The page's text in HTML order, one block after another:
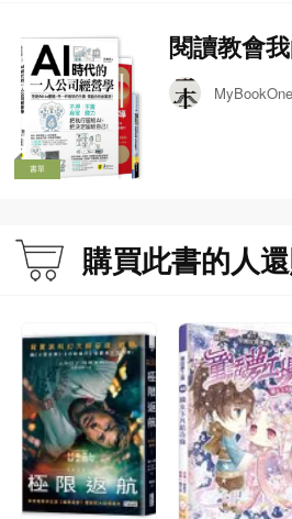
織疲憊不堪的惡習」，並提出具體的
✔️ 建立「心理安全感」：讓員工敢說
內耗。
✔️ 從「管理」轉向「支援」：主管的
下的障礙。
設計「有價值」的工作：讓每個人看
別讓你的公司成為埋沒人才的荒原。
現在開始，打造一個讓人「周一也想去
「員工不是沒幹勁，是環境不允許他
司、混亂的制度、沒意義的指令，才
醒我們：激勵不用給更多，只要先撤
當一個組織能讓人安心說、自由想、
出來。」
──劉奕酉／鉑澈行銷顧問策略長
書單
閱讀教會
MyBookOne
購買此書的人